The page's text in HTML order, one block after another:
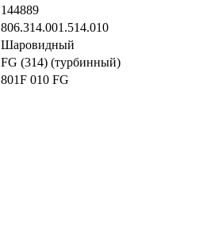
144889
806.314.001.514.010
Шаровидный
FG (314) (турбинный)
801F 010 FG